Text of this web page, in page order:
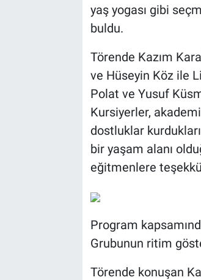
yaş yogası gibi
buldu.
Törende Kazım
ve Hüseyin Köz ile
Polat ve Yusuf
Kursiyerler,
dostluklar
bir yaşam alanı
eğitmenlere
Program
Grubunun ritim
Törende konuşan